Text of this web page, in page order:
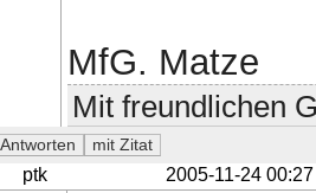
MfG. Matze
Mit freundlichen
ptk 2005-11-24 00:27